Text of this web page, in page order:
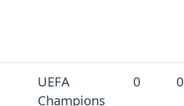
UEFA
Champions
0 0